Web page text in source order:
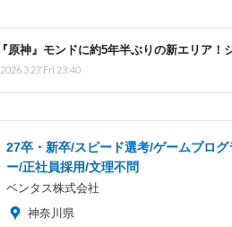
『原神』モンドに約5年半ぶりの新エリア
2026.3.27 Fri 23:40
27卒・新卒/スピード選考/ゲームプログ
ー/正社員採用/文理不問
ベンタス株式会社
神奈川県